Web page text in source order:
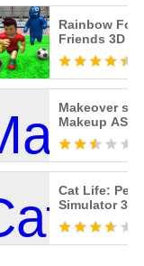
Rainbow
Friends 3D
Makeover
Makeup
Cat Life: Pet
Simulator 3D